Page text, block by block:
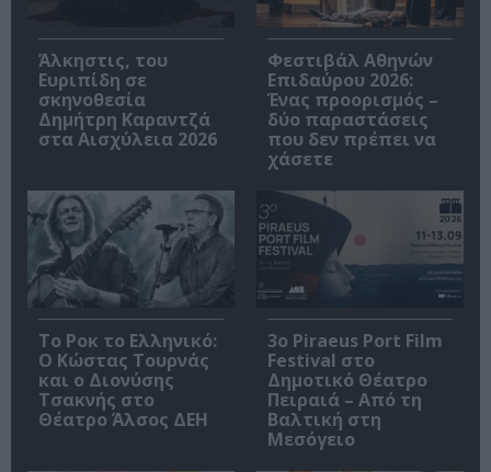
Άλκηστις, του
Ευριπίδη σε
σκηνοθεσία
Δημήτρη Καραντζά
στα Αισχύλεια 2026
Φεστιβάλ Αθηνών
Επιδαύρου 2026:
Ένας προορισμός –
δύο παραστάσεις
που δεν πρέπει να
χάσετε
Το Ροκ το Ελληνικό:
Ο Κώστας Τουρνάς
και ο Διονύσης
Τσακνής στο
Θέατρο Άλσος ΔΕΗ
3o Piraeus Port Film
Festival στο
Δημοτικό Θέατρο
Πειραιά – Από τη
Βαλτική στη
Μεσόγειο